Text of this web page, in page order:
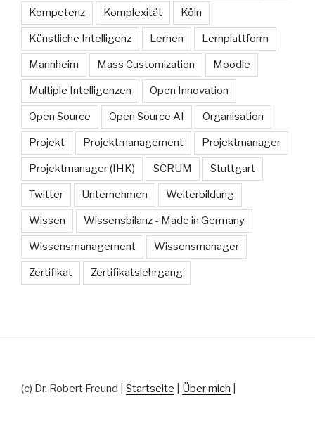
Kompetenz Komplexität Köln
Künstliche Intelligenz Lernen Lernplattform
Mannheim Mass Customization Moodle
Multiple Intelligenzen Open Innovation
Open Source Open Source AI Organisation
Projekt Projektmanagement Projektmanager
Projektmanager (IHK) SCRUM Stuttgart
Twitter Unternehmen Weiterbildung
Wissen Wissensbilanz - Made in Germany
Wissensmanagement Wissensmanager
Zertifikat Zertifikatslehrgang
(c) Dr. Robert Freund | Startseite Über mich